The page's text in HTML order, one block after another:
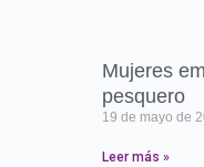
Mujeres
pesquero
19 de mayo de
Leer más »